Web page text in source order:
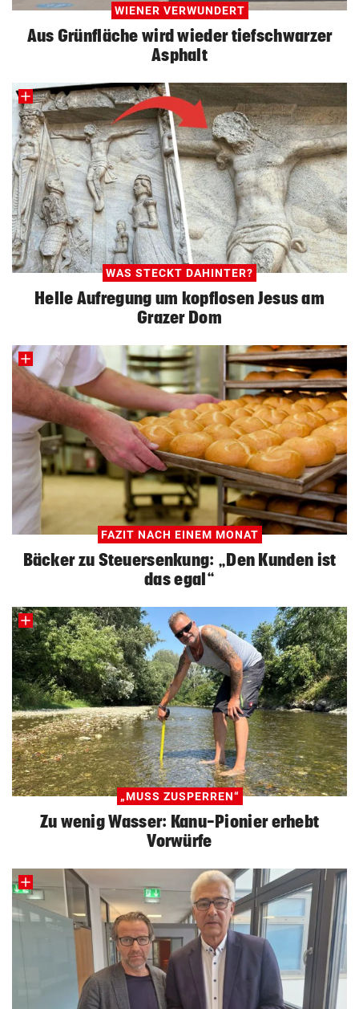
WIENER VERWUNDERT
Aus Grünfläche wird wieder tiefschwarzer
Asphalt
WAS STECKT DAHINTER?
Helle Aufregung um kopflosen Jesus am
Grazer Dom
FAZIT NACH EINEM MONAT
Bäcker zu Steuersenkung: „Den Kunden ist
das egal“
„MUSS ZUSPERREN“
Zu wenig Wasser: Kanu-Pionier erhebt
Vorwürfe